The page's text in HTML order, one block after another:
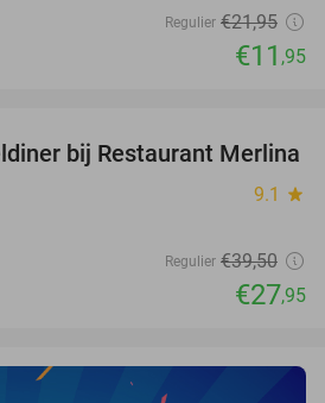
Regulier €21,95
€11 ,95
29%
bij Restaurant Merlina
9.1 star
Regulier €39,50
€27,95